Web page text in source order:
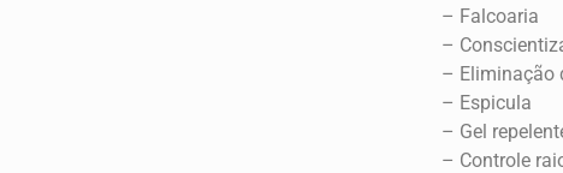
– Falcoaria
–
– Eliminação
– Espicula
– Gel
– Controle